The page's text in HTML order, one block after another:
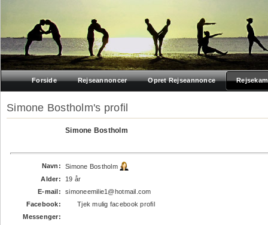
Forside Rejseannoncer Opret Rejseannonce
Simone Bostholm's profil
Simone Bostholm
Navn:
Simone Bostholm
Alder:
19 år
E-mail:
simoneemilie1@hotmail.com
Facebook:
Tjek mulig facebook profil
Messenger: